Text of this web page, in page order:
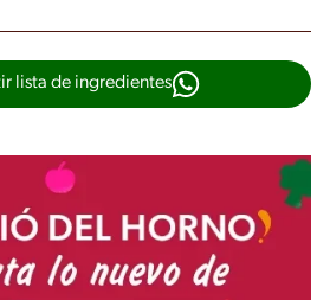
lista de ingredientes